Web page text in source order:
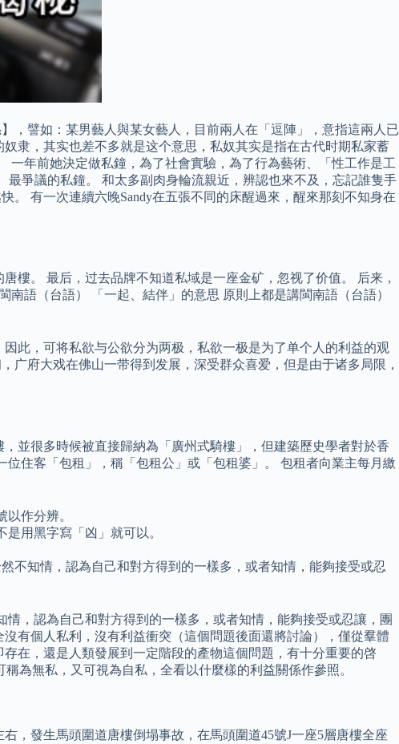
，譬如：某男藝人與某女藝人，目前兩人在「逗陣」，意指這兩人已
隶，其实也差不多就是这个意思，私奴其实是指在古代时期私家蓄
年前她決定做私鐘，為了社會實驗，為了行為藝術、「性工作是工
爭議的私鐘。 和太多副肉身輪流親近，辨認也來不及，忘記誰隻手
有一次連續六晚Sandy在五張不同的床醒過來，醒來那刻不知身在
樓。 最后，过去品牌不知道私域是一座金矿，忽视了价值。 后来，
語（台語） 「一起、結伴」的意思 原則上都是講閩南語（台語）
此，可将私欲与公欲分为两极，私欲一极是为了单个人的利益的观
广府大戏在佛山一带得到发展，深受群众喜爱，但是由于诸多局限，
並很多時候被直接歸納為「廣州式騎樓」，但建築歷史學者對於香
住客「包租」，稱「包租公」或「包租婆」。 包租者向業主每月繳
作分辨。
用黑字寫「凶」就可以。
不知情，認為自己和對方得到的一樣多，或者知情，能夠接受或忍
，認為自己和對方得到的一樣多，或者知情，能夠接受或忍讓，團
有個人私利，沒有利益衝突（這個問題後面還將討論），僅從羣體
在，還是人類發展到一定階段的產物這個問題，有十分重要的啓
為無私，又可視為自私，全看以什麼樣的利益關係作參照。
，發生馬頭圍道唐樓倒塌事故，在馬頭圍道45號J一座5層唐樓全座